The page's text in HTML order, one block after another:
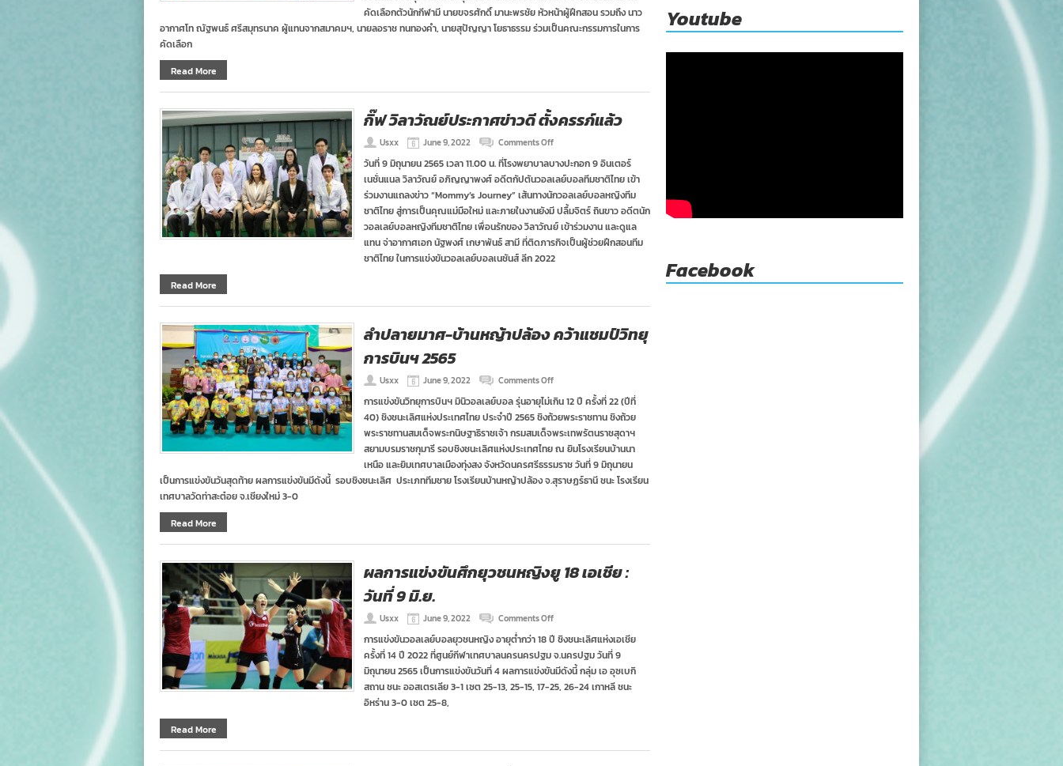
เข้า
ทดสอบ
เลือก
แรก
คัดเลือกตัวนักกีฬามี นายขจรศักดิ์ มานะพรชัย หัวหน้าผู้ฝึกสอน รวมถึง นาว
อากาศโท ณัฐพนธ์ ศรีสมุทรนาค ผู้แทนจากสมาคมฯ, นายลอราช ทนทองคำ, นายสุปัญญา โยธาธรรม ร่วมเป็นคณะกรรมการในการ
คัดเลือก
Read More
กิ๊ฟ วิลาวัณย์ประกาศข่าวดี ตั้งครรภ์แล้ว
Usxx June 9, 2022 Comments Offon
วิลาวัณย์
ประกาศ
ข่าวดี
ตั้ง
ครรภ์
แล้ว
วันที่ 9 มิถุนายน 2565 เวลา 11.00 น. ที่โรงพยาบาลบางปะกอก 9 อินเตอร์
เนชั่นแนล วิลาวัณย์ อภิญญาพงศ์ อดีตกัปตันวอลเลย์บอลทีมชาติไทย เข้า
ร่วมงานแถลงข่าว “Mommy’s Journey” เส้นทางนักวอลเลย์บอลหญิงทีม
ชาติไทย สู่การเป็นคุณแม่มือใหม่ และภายในงานยังมี ปลื้มจิตร์ ถินขาว อดีตนัก
วอลเลย์บอลหญิงทีมชาติไทย เพื่อนรักของ วิลาวัณย์ เข้าร่วมงาน และดูแล
แทน จ่าอากาศเอก นัฐพงศ์ เกษาพันธ์ สามี ที่ติดภารกิจเป็นผู้ช่วยฝึกสอนทีม
ชาติไทย ในการแข่งขันวอลเลย์บอลเนชันส์ ลีก 2022
Read More
ลำปลายมาศ-บ้านหญ้าปล้อง คว้าแชมป์วิทยุ
การบินฯ 2565
Usxx June 9, 2022 Comments Offon
ปลายมาศ-
บ้าน
หญ้า
คว้า
แชมป์
วิทยุ
การแข่งขันวิทยุการบินฯ มินิวอลเลย์บอล รุ่นอายุไม่เกิน 12 ปี ครั้งที่ 22 (ปีที่
40) ชิงชนะเลิศแห่งประเทศไทย ประจำปี 2565 ชิงถ้วยพระราชทาน ชิงถ้วย
พระราชทานสมเด็จพระกนิษฐาธิราชเจ้า กรมสมเด็จพระเทพรัตนราชสุดาฯ
สยามบรมราชกุมารี รอบชิงชนะเลิศแห่งประเทศไทย ณ ยิมโรงเรียนบ้านนา
เหนือ และยิมเทศบาลเมืองทุ่งสง จังหวัดนครศรีธรรมราช วันที่ 9 มิถุนายน
เป็นการแข่งขันวันสุดท้าย ผลการแข่งขันมีดังนี้ รอบชิงชนะเลิศ ประเภททีมชาย โรงเรียนบ้านหญ้าปล้อง จ.สุราษฏร์ธานี ชนะ โรงเรียน
เทศบาลวัดท่าสะต๋อย จ.เชียงใหม่ 3-0
Read More
ผลการแข่งขันศึกยุวชนหญิงยู 18 เอเชีย :
วันที่ 9 มิ.ย.
Usxx June 9, 2022 Comments Offon
การ
แข่งขัน
ศึก
หญิง
การแข่งขันวอลเลย์บอลยุวชนหญิง อายุต่ำกว่า 18 ปี ชิงชนะเลิศแห่งเอเชีย
ครั้งที่ 14 ปี 2022 ที่ศูนย์กีฬาเทศบาลนครนครปฐม จ.นครปฐม วันที่ 9
มิถุนายน 2565 เป็นการแข่งขันวันที่ 4 ผลการแข่งขันมีดังนี้ กลุ่ม เอ อุซเบกิ
สถาน ชนะ ออสเตรเลีย 3-1 เซต 25-13, 25-15, 17-25, 26-24 เกาหลี ชนะ
อิหร่าน 3-0 เซต 25-8,
Read More
Youtube
Facebook